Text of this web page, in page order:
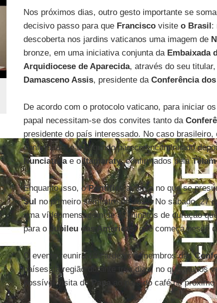
Nos próximos dias, outro gesto importante se
decisivo passo para que Franciscovisite o Brasil:
descoberta nos jardins vaticanos uma imagem de
bronze, em uma iniciativa conjunta da Embaixada
Arquidiocese de Aparecida, através do seu
Damasceno Assis, presidente da Conferência
De acordo com o protocolo vaticano, para iniciar
papal necessitam-se dos convites tanto da
presidente do país interessado. No caso
confirmado, e o segundo parece encaminhado
Nunciaturae oItamaraty, confirmados pelaTélam
Enquanto isso, oPontíficeavança no que se
Sul no primeiro semestre de 2017. No sábado, 27
uma vídeomensagem de 32 minutos de duração
para o Jubileu das Américas, que começa nesse
O evento reunirá 18 cardeais e membros das
países da região durante três dias, no que muitos
possível visita do Papa ao país do café no próximo